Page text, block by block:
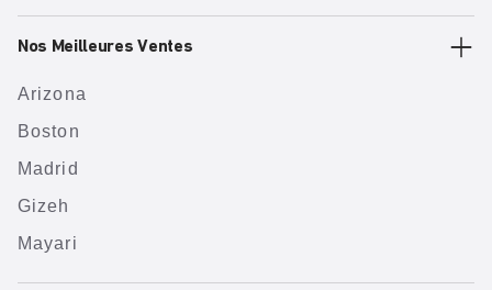
Nos Meilleures Ventes
Arizona
Boston
Madrid
Gizeh
Mayari